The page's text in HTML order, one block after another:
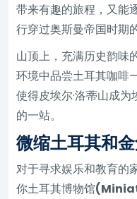
带来有趣的旅程，又
行穿过奥斯曼帝国时期
山顶上，充满历史韵味
环境中品尝土耳其咖
使得皮埃尔·洛蒂山成为
的一站。
微缩土耳其和
对于寻求娱乐和教育的
你土耳其博物馆